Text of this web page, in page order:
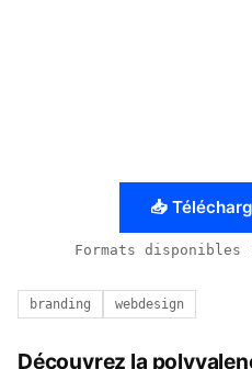
📥
Formats disponibles
branding webdesign
Découvrez la